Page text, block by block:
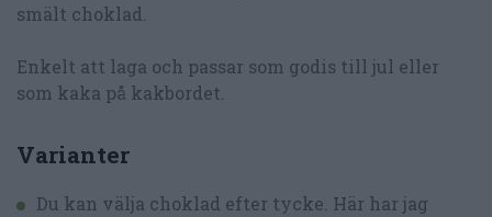
smält choklad.
Enkelt att laga och passar som godis till jul eller
som kaka på kakbordet.
Varianter
Du kan välja choklad efter tycke. Här har jag